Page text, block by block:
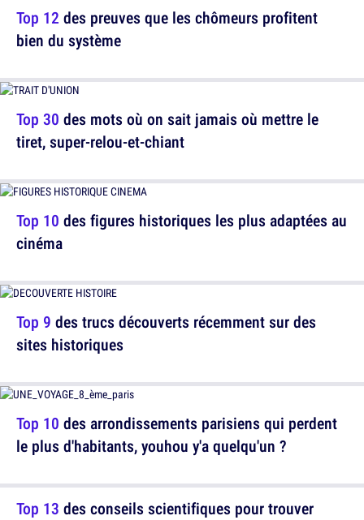
Top 12 des preuves que les chômeurs profitent
bien du système
Top 10 des figures historiques les plus adaptées au
cinéma
Top 10 des arrondissements parisiens qui perdent
le plus d'habitants, youhou y'a quelqu'un ?
Top 30 des mots où on sait jamais où mettre le
tiret, super-relou-et-chiant
Top 9 des trucs découverts récemment sur des
sites historiques
Top 13 des conseils scientifiques pour trouver